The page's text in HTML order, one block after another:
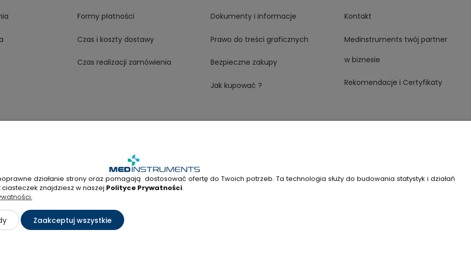
Formy płatności
Czas i koszty dostawy
Czas realizacji zamówienia
Dokumenty i informacje
Prawo do treści graficznych
Bezpieczne zakupy
Jak kupować ?
Kontakt
Medinstruments twój partner
w biznesie
Rekomendacje i Certyfikaty
915 338 +48 22 298 53 38 Napisz do nas!
33A, 01-356 Warszawa, woj. mazowieckie | NIP: 7010404814, REGON: 146982576, KRS: 0000491265
działanie strony oraz pomagają dostosować ofertę do Twoich potrzeb. Ta technologia służy do budowania statystyk i działań
znajdziesz w naszej Polityce Prywatności.
Zaakceptuj wszystkie